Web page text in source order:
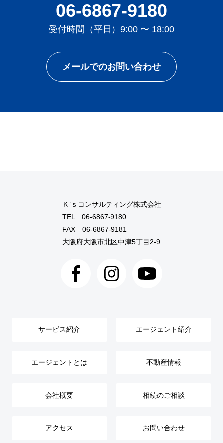
06-6867-9180
受付時間（平日）9:00 〜 18:00
メールでのお問い合わせ
Ｋ’ｓコンサルティング株式会社
TEL 06-6867-9180
FAX 06-6867-9181
大阪府大阪市北区中津5丁目2-9
サービス紹介 エージェント紹介
エージェントとは 不動産情報
会社概要 相続のご相談
アクセス お問い合わせ